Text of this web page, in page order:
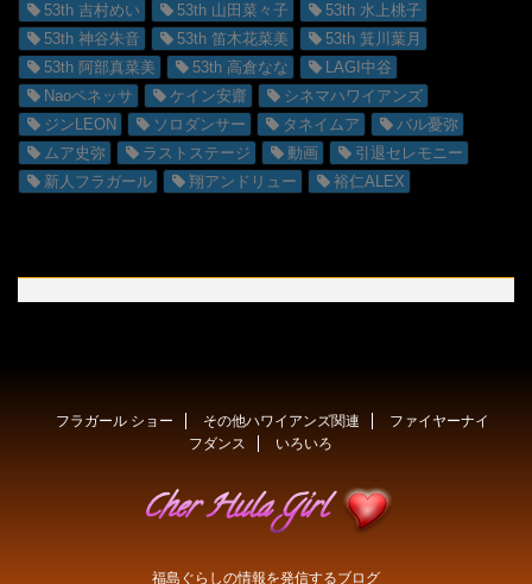
53th 吉村めい
53th 山田菜々子
53th 水上桃子
53th 神谷朱音
53th 笛木花菜美
53th 箕川葉月
53th 阿部真菜美
53th 高倉なな
LAGI中谷
Naoペネッサ
ケイン安齋
シネマハワイアンズ
ジンLEON
ソロダンサー タネイムア
バル憂弥
ムア史弥
ラストステージ 動画
引退セレモニー
新人フラガール
翔アンドリュー 裕仁ALEX
フラガール ショー その他ハワイアンズ関連
ファイヤーナイ
フダンス
いろいろ
福島ぐらしの情報を発信するブログ